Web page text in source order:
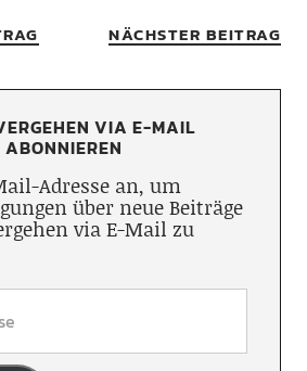
NÄCHSTER BEITRAG
VIA E-MAIL
ABONNIEREN
Adresse an, um
über neue Beiträge
via E-Mail zu